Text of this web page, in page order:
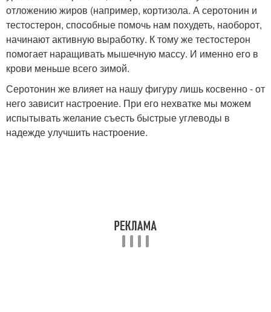
отложению жиров (например, кортизола. А серотонин и
тестостерон, способные помочь нам похудеть, наоборот,
начинают активную выработку. К тому же тестостерон
помогает наращивать мышечную массу. И именно его в
крови меньше всего зимой.
Серотонин же влияет на нашу фигуру лишь косвенно - от
него зависит настроение. При его нехватке мы можем
испытывать желание съесть быстрые углеводы в
надежде улучшить настроение.